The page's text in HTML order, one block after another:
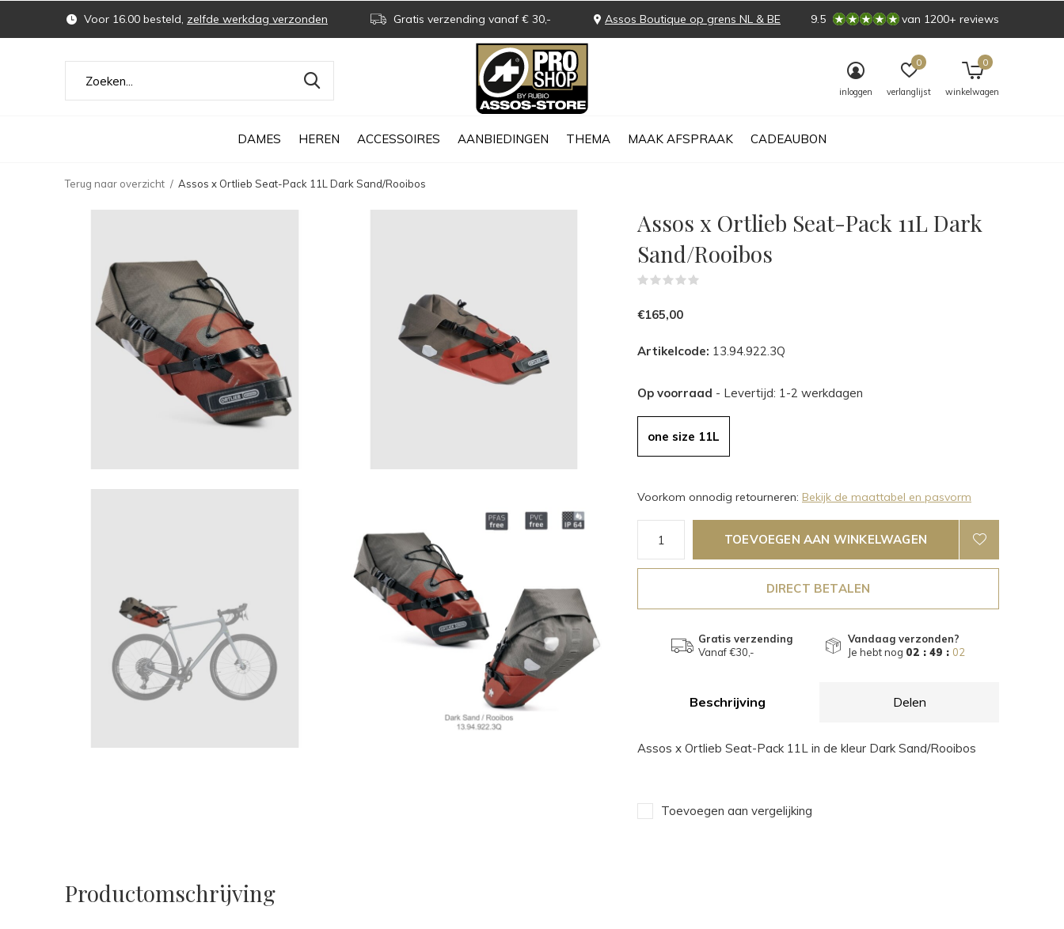
DAMES HEREN ACCESSOIRES AANBIEDINGEN THEMA MAAK AFSPRAAK CADEAUBON
inloggen verlanglijst
0
winkelwagen
0
Voor 16.00 besteld, zelfde werkdag verzonden Gratis verzending vanaf € 30,- Assos Boutique op grens NL & BE 9.5 van 1200+ reviews
Terug naar overzicht Assos x Ortlieb Seat-Pack 11L Dark Sand/Rooibos
Assos x Ortlieb Seat-Pack 11L Dark
Sand/Rooibos
€165,00
Artikelcode: 13.94.922.3Q
Op voorraad - Levertijd: 1-2 werkdagen
one size 11L
Voorkom onnodig retourneren: Bekijk de maattabel en pasvorm
TOEVOEGEN AAN WINKELWAGEN
DIRECT BETALEN
Gratis verzending
Vanaf €30,-
Vandaag verzonden?
Je hebt nog 02 : 49 : 01
Beschrijving Delen
Assos x Ortlieb Seat-Pack 11L in de kleur Dark Sand/Rooibos
Toevoegen aan vergelijking
Productomschrijving